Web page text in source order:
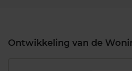
Ontwikkeling van de